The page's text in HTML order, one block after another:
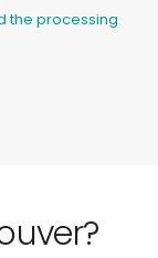
the processing